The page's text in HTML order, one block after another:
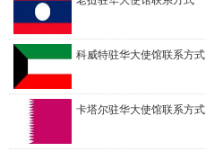
科威特驻华大使馆联系方式
卡塔尔驻华大使馆联系方式